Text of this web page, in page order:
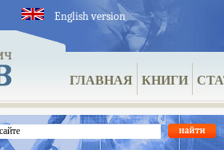
ГЛАВНАЯ КНИГИ
English version